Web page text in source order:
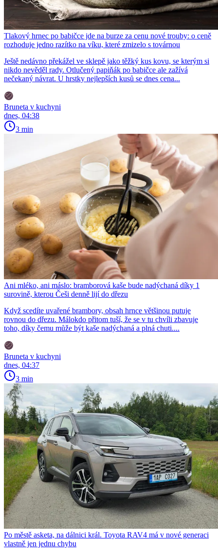
Tlakový hrnec po babičce jde na burze za cenu nové trouby: o ceně
rozhoduje jedno razítko na víku, které zmizelo s továrnou
Ještě nedávno překážel ve sklepě jako těžký kus kovu, se kterým si
nikdo nevěděl rady. Otlučený papiňák po babičce ale zažívá
nečekaný návrat. U hrstky nejlepších kusů se dnes cena...
Bruneta v kuchyni
dnes, 04:38
3 min
Ani mléko, ani máslo: bramborová kaše bude nadýchaná díky 1
surovině, kterou Češi denně lijí do dřezu
Když scedíte uvařené brambory, obsah hrnce většinou putuje
rovnou do dřezu. Málokdo přitom tuší, že se v tu chvíli zbavuje
toho, díky čemu může být kaše nadýchaná a plná chuti....
Bruneta v kuchyni
dnes, 04:37
3 min
Po městě asketa, na dálnici král. Toyota RAV4 má v nové generaci
vlastně jen jednu chybu